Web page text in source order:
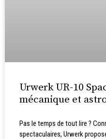
Urwerk UR-10
mécanique et
Pas le temps de tout lire ?
spectaculaires, Urwerk